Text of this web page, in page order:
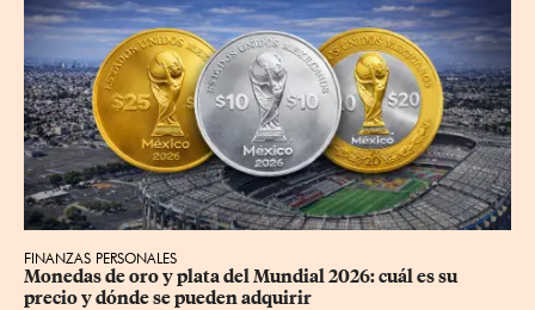
FINANZAS PERSONALES
Monedas de oro y plata del Mundial 2026: cuál es su
precio y dónde se pueden adquirir